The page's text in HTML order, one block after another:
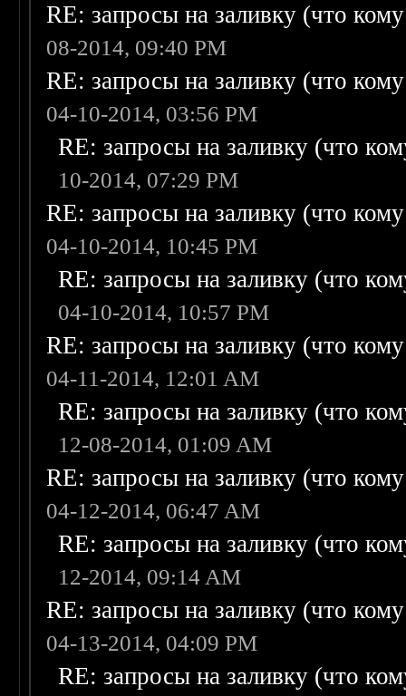
RE: запросы на заливку (что
08-2014, 09:40 PM
RE: запросы на заливку (что
04-10-2014, 03:56 PM
RE: запросы на заливку (что
10-2014, 07:29 PM
RE: запросы на заливку (что
04-10-2014, 10:45 PM
RE: запросы на заливку (что
04-10-2014, 10:57 PM
RE: запросы на заливку (что
04-11-2014, 12:01 AM
RE: запросы на заливку (что
12-08-2014, 01:09 AM
RE: запросы на заливку (что
04-12-2014, 06:47 AM
RE: запросы на заливку (что
12-2014, 09:14 AM
RE: запросы на заливку (что
04-13-2014, 04:09 PM
RE: запросы на заливку (что